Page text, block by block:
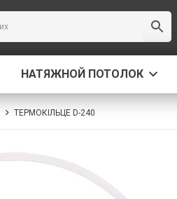
НАТЯЖНОЙ ПОТОЛОК
ТЕРМОКІЛЬЦЕ D-240